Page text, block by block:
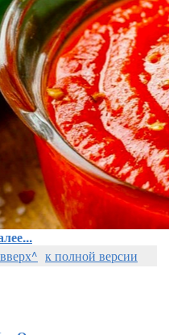
вверх^ к полной версии